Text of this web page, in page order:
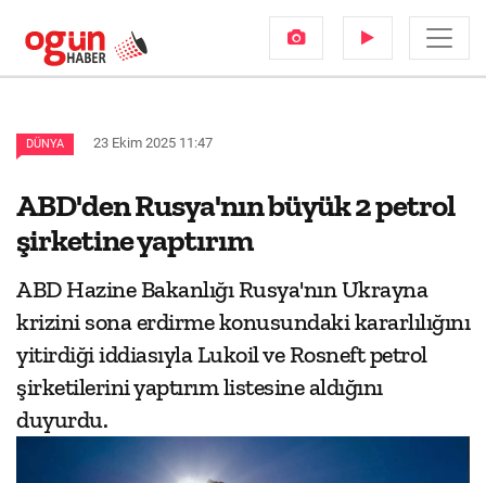
DÜNYA 23 Ekim 2025 11:47
ABD'den Rusya'nın büyük 2 petrol
şirketine yaptırım
ABD Hazine Bakanlığı Rusya'nın Ukrayna
krizini sona erdirme konusundaki kararlılığını
yitirdiği iddiasıyla Lukoil ve Rosneft petrol
şirketilerini yaptırım listesine aldığını
duyurdu.